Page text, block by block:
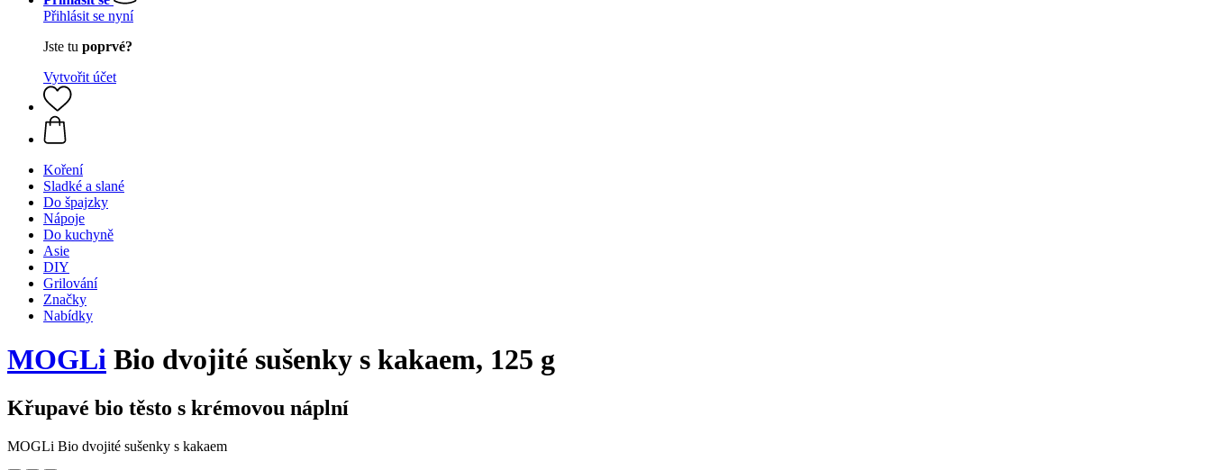
Přihlásit se nyní
Jste tu poprvé?
Vytvořit účet
Koření
Sladké a slané
Do špajzky
Nápoje
Do kuchyně
Asie
DIY
Grilování
Značky
Nabídky
MOGLi Bio dvojité sušenky s kakaem, 125 g
Křupavé bio těsto s krémovou náplní
MOGLi Bio dvojité sušenky s kakaem